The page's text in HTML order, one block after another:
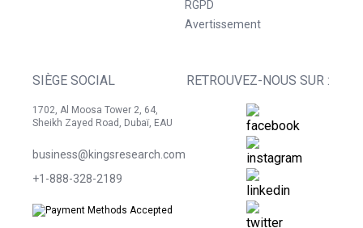
RGPD
Avertissement
SIÈGE SOCIAL
1702, Al Moosa Tower 2, 64,
Sheikh Zayed Road, Dubaï, EAU
business@kingsresearch.com
+1-888-328-2189
RETROUVEZ-NOUS SUR :